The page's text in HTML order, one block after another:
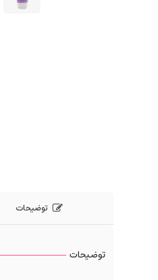
توضیحات
توضیحات